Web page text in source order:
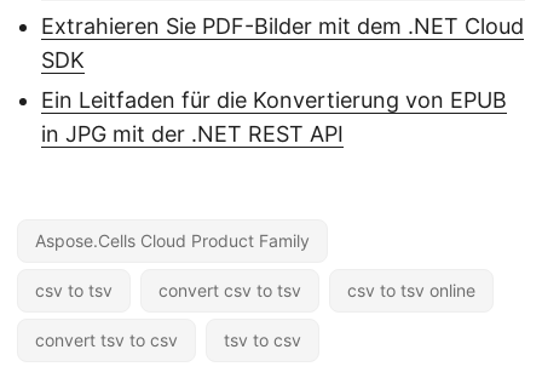
Extrahieren Sie PDF-Bilder mit dem .NET Cloud
SDK
Ein Leitfaden für die Konvertierung von EPUB
in JPG mit der .NET REST API
Aspose.Cells Cloud Product Family
csv to tsv convert csv to tsv csv to tsv online
convert tsv to csv tsv to csv